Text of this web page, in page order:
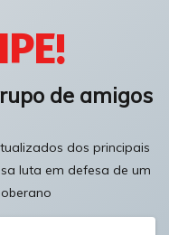
de amigos
dos principais
luta em defesa de um